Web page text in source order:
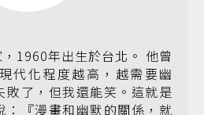
1960年出生於台北。 他曾
代化程度越高，越需要幽
敗了，但我還能笑。這就是
：『漫畫和幽默的關係，就